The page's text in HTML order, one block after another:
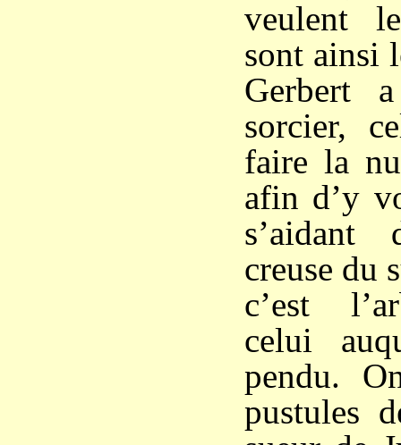
veulent
sont ainsi
Gerbert
sorcier,
faire la
afin d’y
s’aidant
creuse du
c’est
celui
pendu.
pustules